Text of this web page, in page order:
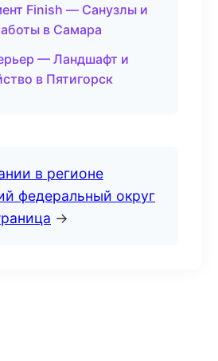
Finish — Санузлы и
в Самара
— Ландшафт и
в Пятигорск
в регионе
федеральный округ
→